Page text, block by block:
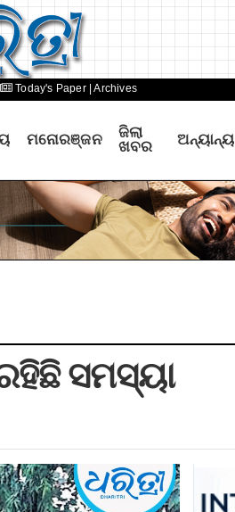
Today's Paper | Archives
ମନୋରଞ୍ଜନ
ଜିଲା
ଖବର
ଅନ୍ୟାନ୍ୟ
ସମସ୍ୟା